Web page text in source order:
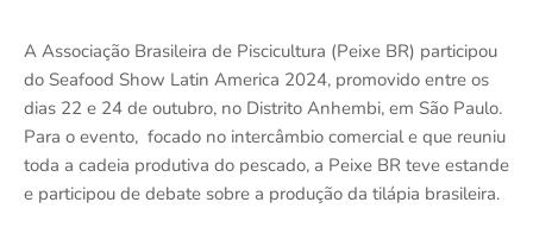
A Associação Brasileira de Piscicultura (Peixe BR) participou
do Seafood Show Latin America 2024, promovido entre os
dias 22 e 24 de outubro, no Distrito Anhembi, em São Paulo.
Para o evento, focado no intercâmbio comercial e que reuniu
toda a cadeia produtiva do pescado, a Peixe BR teve estande
e participou de debate sobre a produção da tilápia brasileira.